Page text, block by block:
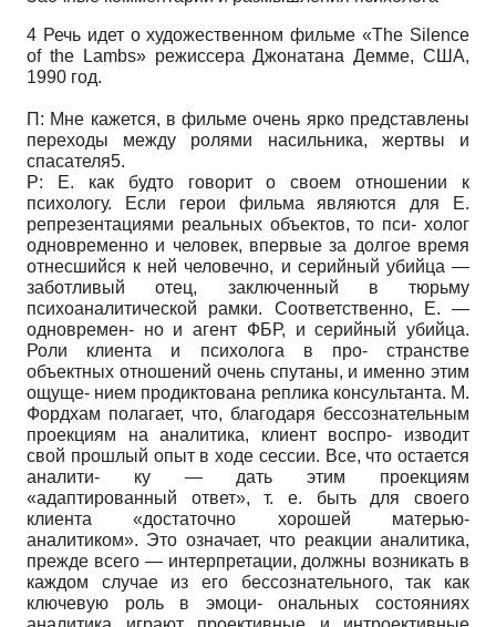
4 Речь идет о художественном фильме «The Silence
of the Lambs» режиссера Джонатана Демме, США,
1990 год.
П: Мне кажется, в фильме очень ярко представлены
переходы между ролями насильника, жертвы и
спасателя5.
Р: Е. как будто говорит о своем отношении к
психологу. Если герои фильма являются для Е.
репрезентациями реальных объектов, то пси- холог
одновременно и человек, впервые за долгое время
отнесшийся к ней человечно, и серийный убийца —
заботливый отец, заключенный в тюрьму
психоаналитической рамки. Соответственно, Е. —
одновремен- но и агент ФБР, и серийный убийца.
Роли клиента и психолога в про- странстве
объектных отношений очень спутаны, и именно этим
ощуще- нием продиктована реплика консультанта. М.
Фордхам полагает, что, благодаря бессознательным
проекциям на аналитика, клиент воспро- изводит
свой прошлый опыт в ходе сессии. Все, что остается
аналити- ку — дать этим проекциям
«адаптированный ответ», т. е. быть для своего
клиента «достаточно хорошей матерью-
аналитиком». Это означает, что реакции аналитика,
прежде всего — интерпретации, должны возникать в
каждом случае из его бессознательного, так как
ключевую роль в эмоци- ональных состояниях